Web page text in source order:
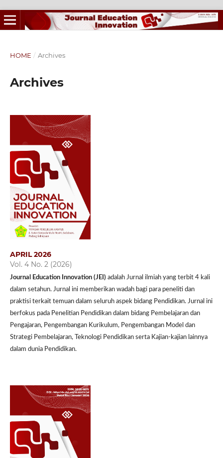
HOME / Archives
Archives
APRIL 2026
Vol. 4 No. 2 (2026)
Journal Education Innovation (JEI) adalah Jurnal ilmiah yang terbit 4 kali
dalam setahun. Jurnal ini memberikan wadah bagi para peneliti dan
praktisi terkait temuan dalam seluruh aspek bidang Pendidikan. Jurnal ini
berfokus pada Penelitian Pendidikan dalam bidang Pembelajaran dan
Pengajaran, Pengembangan Kurikulum, Pengembangan Model dan
Strategi Pembelajaran, Teknologi Pendidikan serta Kajian-kajian lainnya
dalam dunia Pendidikan.